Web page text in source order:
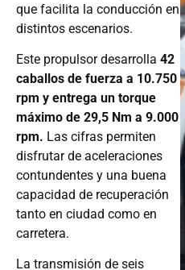
que facilita la conducción en
distintos escenarios.
Este propulsor desarrolla 42
caballos de fuerza a 10.750
rpm y entrega un torque
máximo de 29,5 Nm a 9.000
rpm. Las cifras permiten
disfrutar de aceleraciones
contundentes y una buena
capacidad de recuperación
tanto en ciudad como en
carretera.
La transmisión de seis